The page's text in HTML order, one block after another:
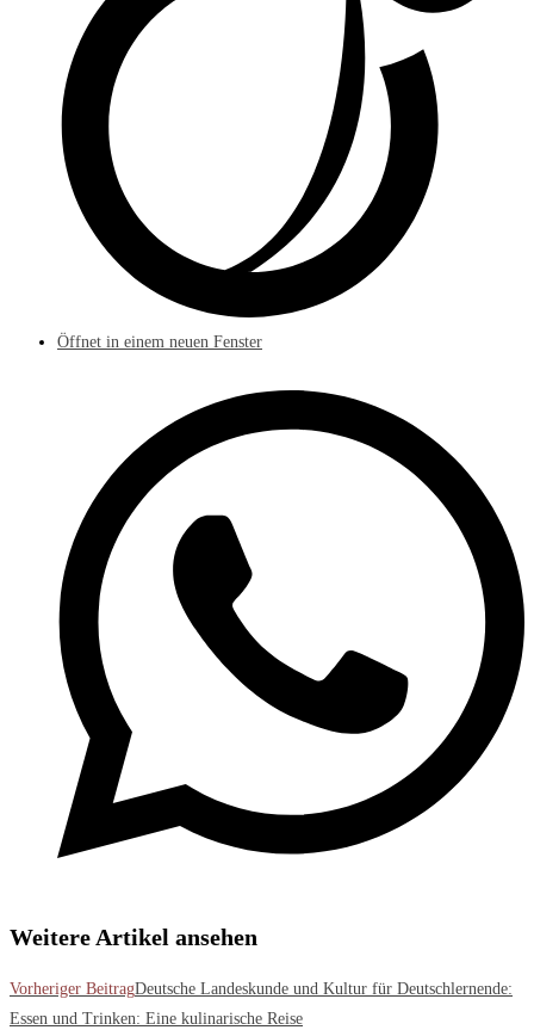
Öffnet in einem neuen Fenster
Weitere Artikel ansehen
Vorheriger BeitragDeutsche Landeskunde und Kultur für Deutschlernende:
Essen und Trinken: Eine kulinarische Reise